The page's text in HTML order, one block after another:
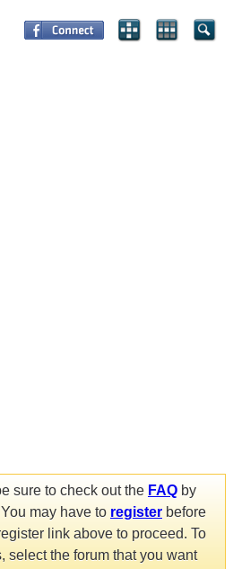
sure to check out the FAQ by
may have to register before
link above to proceed. To
select the forum that you want